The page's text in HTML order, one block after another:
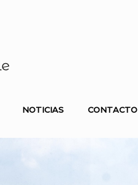
NOTICIAS CONTACTO